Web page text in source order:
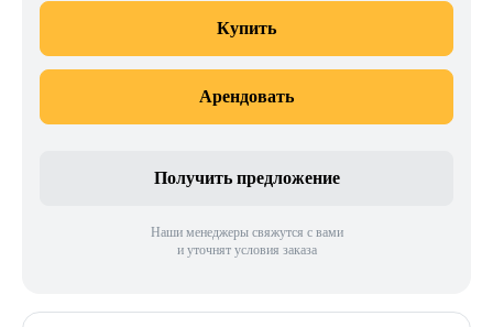
Купить
Арендовать
Получить предложение
Наши менеджеры свяжутся с вами
и уточнят условия заказа